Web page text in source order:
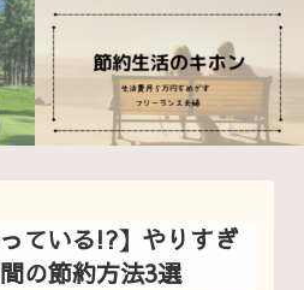
ている!?】やりすぎ
の節約方法3選